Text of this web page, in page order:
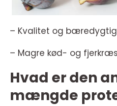
– Kvalitet og
– Magre kød- og
Hvad er den
mængde